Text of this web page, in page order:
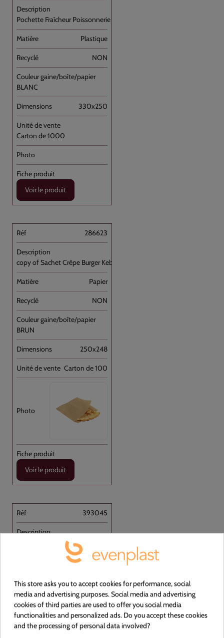
Pochette Fraîcheur Poissonnerie à [...]
Plastique
NON
BLANC
330x250
Carton de 1000
Voir le produit
286623
copy of Sachet Crêpe Burger Kebab Fendu [...]
Papier
NON
BRUN
250x248
Carton de 100
Voir le produit
393045
Sac abattoir / à viande non liassé [...]
Plastique
NON
TRANSPARENT
380x550
This store asks you to accept cookies for performance, social
media and advertising purposes. Social media and advertising
cookies of third parties are used to offer you social media
functionalities and personalized ads. Do you accept these cookies
and the processing of personal data involved?